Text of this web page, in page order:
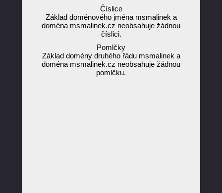
Číslice
Základ doménového jména msmalinek a
doména msmalinek.cz neobsahuje žádnou
číslici.
Pomlčky
Základ domény druhého řádu msmalinek a
doména msmalinek.cz neobsahuje žádnou
pomlčku.